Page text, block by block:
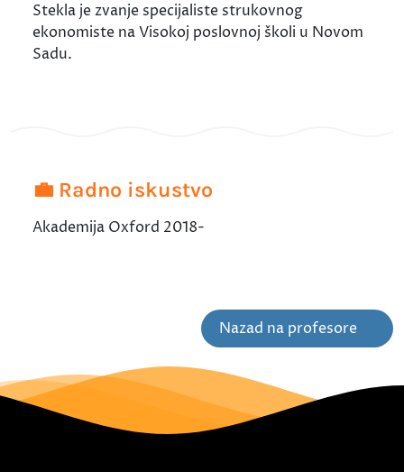
Stekla je zvanje specijaliste strukovnog
ekonomiste na Visokoj poslovnoj školi u Novom
Sadu.
💼 Radno iskustvo
Akademija Oxford 2018-
Nazad na profesore